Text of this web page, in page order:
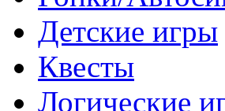
Детские игры
Квесты
Логические